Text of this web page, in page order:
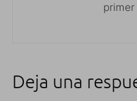
primer
Deja una